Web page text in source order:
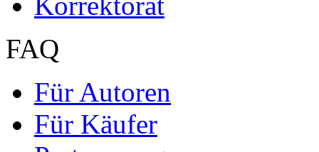
FAQ
Für Autoren
Für Käufer